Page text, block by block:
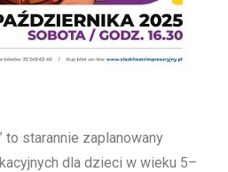
to starannie zaplanowany
dla dzieci w wieku 5–